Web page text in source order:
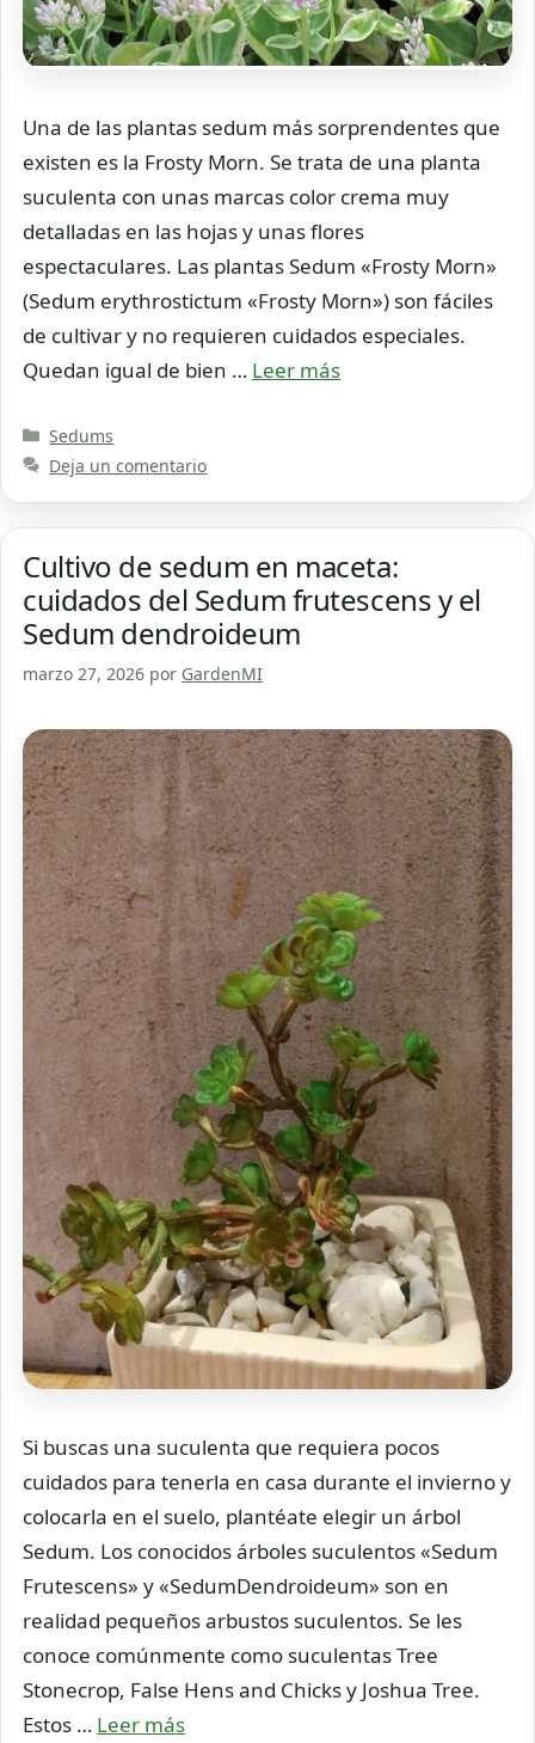
Una de las plantas sedum más sorprendentes que
existen es la Frosty Morn. Se trata de una planta
suculenta con unas marcas color crema muy
detalladas en las hojas y unas flores
espectaculares. Las plantas Sedum «Frosty Morn»
(Sedum erythrostictum «Frosty Morn») son fáciles
de cultivar y no requieren cuidados especiales.
Quedan igual de bien … Leer más
Categorías
Sedums
Deja un comentario
Cultivo de sedum en maceta:
cuidados del Sedum frutescens y el
Sedum dendroideum
marzo 27, 2026 por GardenMI
Si buscas una suculenta que requiera pocos
cuidados para tenerla en casa durante el invierno y
colocarla en el suelo, plantéate elegir un árbol
Sedum. Los conocidos árboles suculentos «Sedum
Frutescens» y «SedumDendroideum» son en
realidad pequeños arbustos suculentos. Se les
conoce comúnmente como suculentas Tree
Stonecrop, False Hens and Chicks y Joshua Tree.
Estos … Leer más